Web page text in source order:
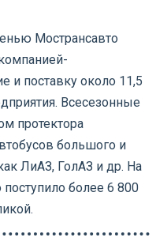
Мострансавто
и поставку около 11,5
Всесезонные
протектора
большого и
ЛиАЗ, ГолАЗ и др. На
более 6 800